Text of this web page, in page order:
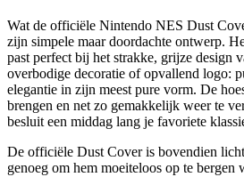
Wat de officiële Nintendo NES Dust
zijn simpele maar doordachte ontwerp.
past perfect bij het strakke, grijze design
overbodige decoratie of opvallend logo:
elegantie in zijn meest pure vorm. De
brengen en net zo gemakkelijk weer te
besluit een middag lang je favoriete
De officiële Dust Cover is bovendien
genoeg om hem moeiteloos op te bergen